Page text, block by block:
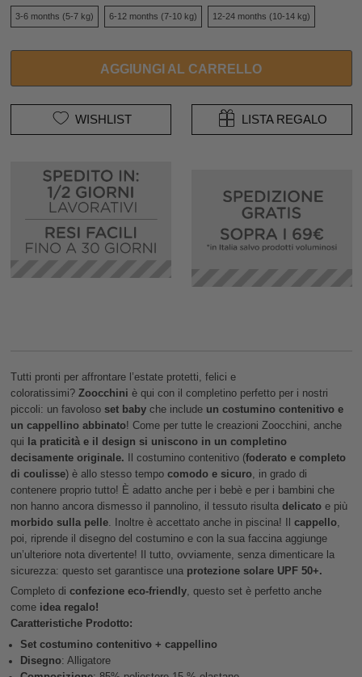
3-6 months (5-7 kg) 6-12 months (7-10 kg) 12-24 months (10-14 kg)
AGGIUNGI AL CARRELLO
WISHLIST LISTA REGALO
Tutti pronti per affrontare l’estate protetti, felici e
coloratissimi? Zoocchini è qui con il completino perfetto per i nostri
piccoli: un favoloso set babyche include un costumino contenitivo e
un cappellino abbinato! Come per tutte le creazioni Zoocchini, anche
qui
la praticità e il design si uniscono in un completino
decisamente originale. Il costumino contenitivo (foderato e completo
di coulisse) è allo stesso tempo comodo e sicuro, in grado di
contenere proprio tutto! È adatto anche per i bebè e per i bambini che
non hanno ancora dismesso il pannolino, il tessuto risulta delicatoe più
morbido sulla pelle. Inoltre è accettato anche in piscina! Il cappello,
poi, riprende il disegno del costumino e con la sua faccina aggiunge
un’ulteriore nota divertente! Il tutto, ovviamente, senza dimenticare la
sicurezza: questo set garantisce una protezione solare UPF 50+.
Completo di confezione eco-friendly, questo set è perfetto anche
come idea regalo!
Caratteristiche Prodotto:
Set costumino contenitivo + cappellino
Disegno: Alligatore